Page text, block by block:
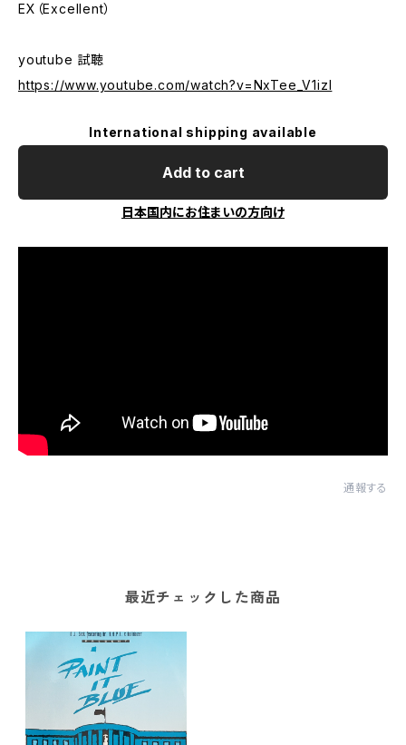
EX（Excellent）
youtube 試聴
https://www.youtube.com/watch?v=NxTee_V1izI
International shipping available
Add to cart
日本国内にお住まいの方向け
通報する
最近チェックした商品